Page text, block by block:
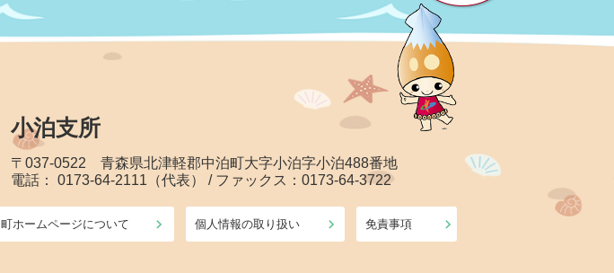
小泊支所
〒037-0522 青森県北津軽郡中泊町大字小泊字小泊488番地
電話： 0173-64-2111（代表） / ファックス：0173-64-3722
町ホームページについて 個人情報の取り扱い 免責事項